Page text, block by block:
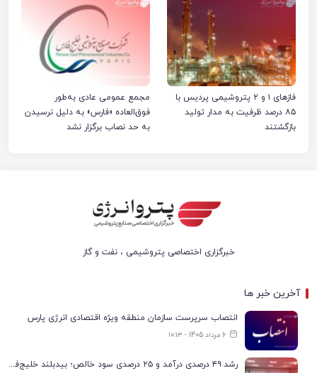
فازهای ۱ و ۲ پتروشیمی پردیس با
۸۵ درصد ظرفیت به مدار تولید
بازگشتند
مجمع عمومی عادی به‌طور
فوق‌العاده «فارس» به دلیل نرسیدن
به حد نصاب برگزار نشد
خبرگزاری اختصاصی پتروشیمی ، نفت و گاز
آخرین خبر ها
انتصاب سرپرست سازمان منطقه ویژه اقتصادی انرژی پارس
6 مرداد 1405 - ۱۰:۱۳
رشد ۴۹ درصدی درآمد و ۲۵ درصدی سود خالص؛ بیدبلند خلیج‌فارس سال ۱۴۰۴ را با رکوردهای جدید به پایان رساند